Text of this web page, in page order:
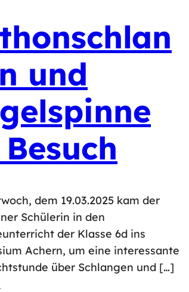
und
dem 19.03.2025 kam der
Schülerin in den
der Klasse 6d ins
Achern, um eine interessante
über Schlangen und […]